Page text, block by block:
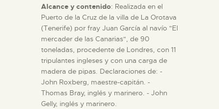
Alcance y contenido: Realizada en el
Puerto de la Cruz de la villa de La Orotava
(Tenerife) por fray Juan García al navío "El
mercader de las Canarias", de 90
toneladas, procedente de Londres, con 11
tripulantes ingleses y con una carga de
madera de pipas. Declaraciones de: -
John Roxberg, maestre-capitán. -
Thomas Bray, inglés y marinero. - John
Gelly, inglés y marinero.